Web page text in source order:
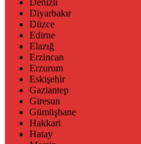
Denizli
Diyarbakır
Düzce
Edirne
Elazığ
Erzincan
Erzurum
Eskişehir
Gaziantep
Giresun
Gümüşhane
Hakkari
Hatay